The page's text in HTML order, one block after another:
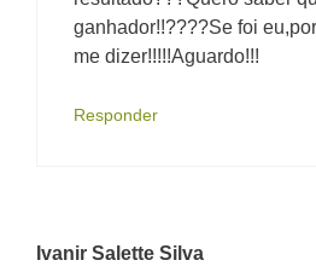
ganhador!!????Se foi
me dizer!!!!!Aguardo!!!
Responder
Ivanir Salette Silva